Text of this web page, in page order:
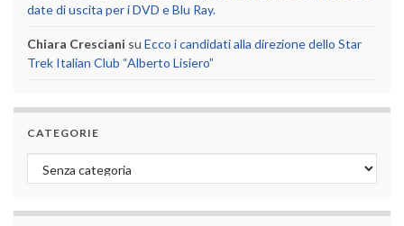
date di uscita per i DVD e Blu Ray.
Chiara Cresciani su Ecco i candidati alla direzione dello Star
Trek Italian Club “Alberto Lisiero”
CATEGORIE
Categorie